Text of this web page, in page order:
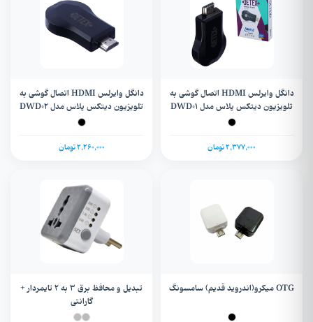
دانگل وایرلس HDMI اتصال گوشی به
تلویزیون دیتکس پلاس مدل DWD01
2,377,000 تومان
دانگل وایرلس HDMI اتصال گوشی به
تلویزیون دیتکس پلاس مدل DWD02
2,260,000 تومان
OTG میکرو(اندروید قدیم) سامسونگ
تبدیل و محافظ برق 3 به 2 تایمردار +
گارانتی